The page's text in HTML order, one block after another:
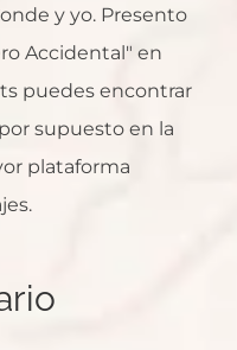
y yo. Presento
Accidental" en
puedes encontrar
supuesto en la
plataforma